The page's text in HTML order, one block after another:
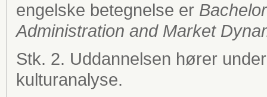
engelske betegnelse er
Administration and Market
Stk. 2. Uddannelsen hører
kulturanalyse.